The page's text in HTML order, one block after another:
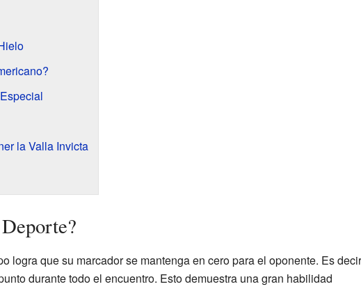
la Valla Invicta
logra que su marcador se mantenga en cero para el oponente. Es
durante todo el encuentro. Esto demuestra una gran habilidad